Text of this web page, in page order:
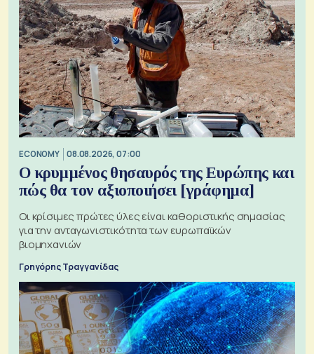
ECONOMY 08.08.2026, 07:00
Ο κρυμμένος θησαυρός της Ευρώπης και
πώς θα τον αξιοποιήσει [γράφημα]
Οι κρίσιμες πρώτες ύλες είναι καθοριστικής σημασίας
για την ανταγωνιστικότητα των ευρωπαϊκών
βιομηχανιών
Γρηγόρης Τραγγανίδας